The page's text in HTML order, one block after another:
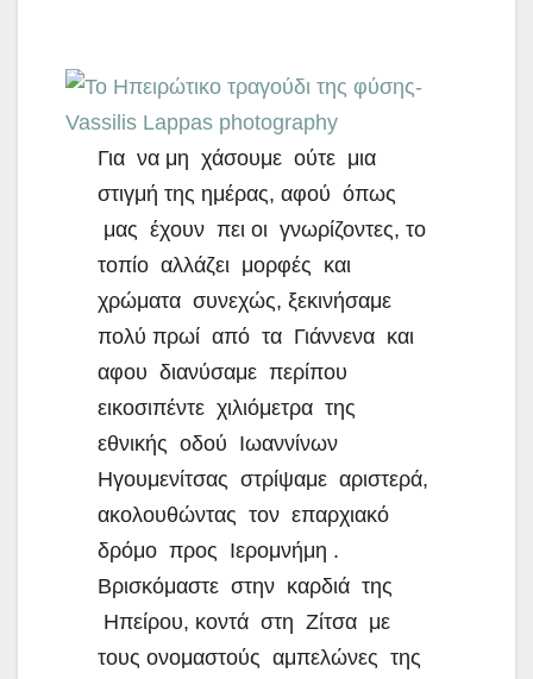
Για να μη χάσουμε ούτε μια
στιγμή της ημέρας, αφού όπως
μας έχουν πει οι γνωρίζοντες, το
τοπίο αλλάζει μορφές και
χρώματα συνεχώς, ξεκινήσαμε
πολύ πρωί από τα Γιάννενα και
αφου διανύσαμε περίπου
εικοσιπέντε χιλιόμετρα της
εθνικής οδού Ιωαννίνων
Ηγουμενίτσας στρίψαμε αριστερά,
ακολουθώντας τον επαρχιακό
δρόμο προς Ιερομνήμη .
Βρισκόμαστε στην καρδιά της
Ηπείρου, κοντά στη Ζίτσα με
τους ονομαστούς αμπελώνες της